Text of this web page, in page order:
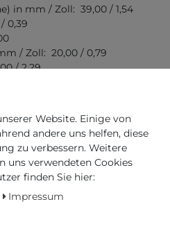
in mm / Zoll: 39,00 / 1,54
0,39
/ Zoll: 20,00 / 0,79
/ 2,29
Website. Einige von
andere uns helfen, diese
zu verbessern. Weitere
uns verwendeten Cookies
finden Sie hier:
Impressum